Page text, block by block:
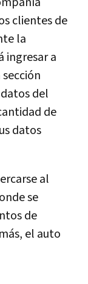
clientes de
la
ingresar a
del
de
datos
al
se
de
el auto